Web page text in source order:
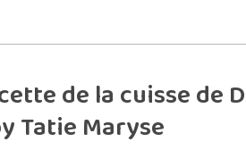
de la cuisse de
Tatie Maryse